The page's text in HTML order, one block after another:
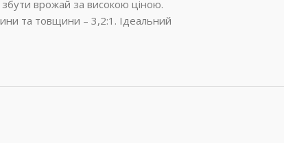
врожай за високою ціною.
та товщини – 3,2:1. Ідеальний